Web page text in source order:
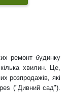
ремонт будинку
хвилин. Це,
розпродажів, які
("Дивний сад").